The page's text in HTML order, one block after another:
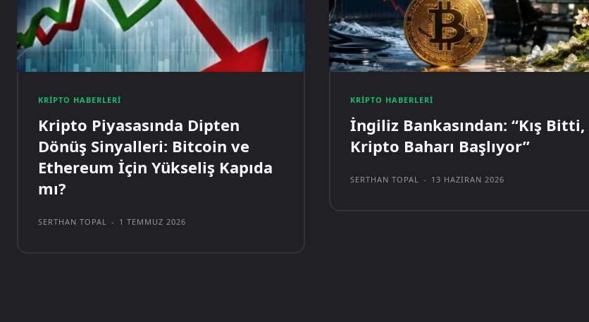
KRIPTO HABERLERI
Kripto Piyasasında Dipten
Dönüş Sinyalleri: Bitcoin ve
Ethereum İçin Yükseliş Kapıda
mı?
SERTHAN TOPAL - 1 TEMMUZ 2026
KRIPTO HABERLERI
İngiliz Bankasından: “Kış Bitti,
Kripto Baharı Başlıyor”
SERTHAN TOPAL - 13 HAZIRAN 2026